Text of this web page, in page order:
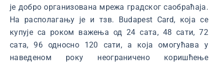
је добро организована мрежа градског саобраћаја.
На располагању је и тзв. Budapest Card, која се
купује са роком важења од 24 сата, 48 сати, 72
сата, 96 односно 120 сати, а која омогућава у
наведеном року неограничено коришћење